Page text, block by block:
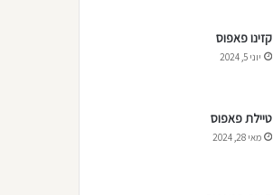
קזינו פאפוס
יוני 5, 2024
טיילת פאפוס
מאי 28, 2024